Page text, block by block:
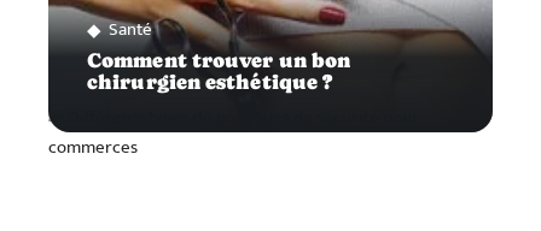
Santé
Comment trouver un bon
chirurgien esthétique ?